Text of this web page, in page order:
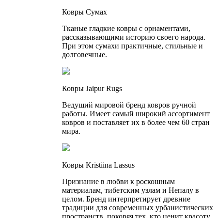
Ковры Сумах
Тканые гладкие ковры с орнаментами,
рассказывающими историю своего народа.
При этом сумахи практичные, стильные и
долговечные.
Ковры Jaipur Rugs
Ведущий мировой бренд ковров ручной
работы. Имеет самый широкий ассортимент
ковров и поставляет их в более чем 60 стран
мира.
Ковры Kristiina Lassus
Признание в любви к роскошным
материалам, тибетским узлам и Непалу в
целом. Бренд интерпретирует древние
традиции для современных урбанистических
пространств, покоряя тех, кто ценит красоту